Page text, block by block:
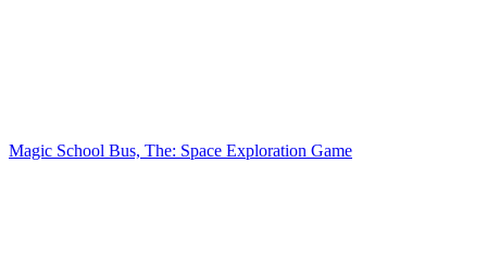
Magic School Bus, The: Space Exploration Game